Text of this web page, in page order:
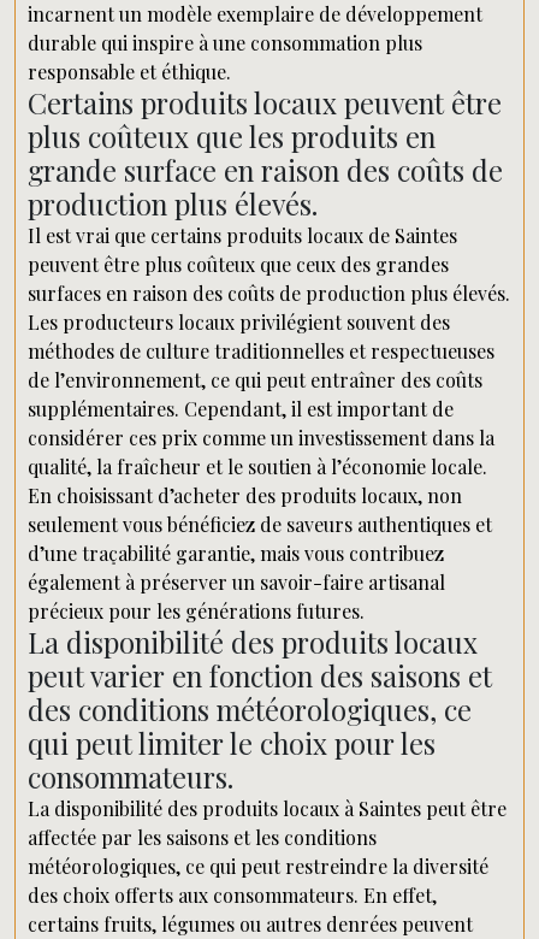
incarnent un modèle exemplaire de développement
durable qui inspire à une consommation plus
responsable et éthique.
Certains produits locaux peuvent être
plus coûteux que les produits en
grande surface en raison des coûts de
production plus élevés.
Il est vrai que certains produits locaux de Saintes
peuvent être plus coûteux que ceux des grandes
surfaces en raison des coûts de production plus élevés.
Les producteurs locaux privilégient souvent des
méthodes de culture traditionnelles et respectueuses
de l’environnement, ce qui peut entraîner des coûts
supplémentaires. Cependant, il est important de
considérer ces prix comme un investissement dans la
qualité, la fraîcheur et le soutien à l’économie locale.
En choisissant d’acheter des produits locaux, non
seulement vous bénéficiez de saveurs authentiques et
d’une traçabilité garantie, mais vous contribuez
également à préserver un savoir-faire artisanal
précieux pour les générations futures.
La disponibilité des produits locaux
peut varier en fonction des saisons et
des conditions météorologiques, ce
qui peut limiter le choix pour les
consommateurs.
La disponibilité des produits locaux à Saintes peut être
affectée par les saisons et les conditions
météorologiques, ce qui peut restreindre la diversité
des choix offerts aux consommateurs. En effet,
certains fruits, légumes ou autres denrées peuvent